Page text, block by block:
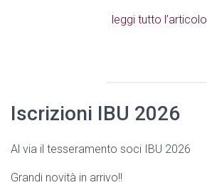
leggi tutto l’articolo
Iscrizioni IBU 2026
Al via il tesseramento soci IBU 2026
Grandi novità in arrivo!!